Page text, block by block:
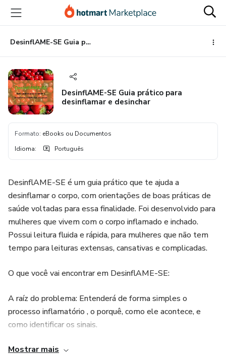
para
conteúdo
principal
para
pagamento
para
rodapé
DesinflAME-SE Guia prático para desinflamar e desinchar
DesinflAME-SE Guia prático para
desinflamar e desinchar
Formato: eBooks ou Documentos
Idioma: Português
DesinflAME-SE é um guia prático que te ajuda a
desinflamar o corpo, com orientações de boas práticas de
saúde voltadas para essa finalidade. Foi desenvolvido para
mulheres que vivem com o corpo inflamado e inchado.
Possui leitura fluida e rápida, para mulheres que não tem
tempo para leituras extensas, cansativas e complicadas.
O que você vai encontrar em DesinflAME-SE:
A raíz do problema: Entenderá de forma simples o
processo inflamatório , o porquê, como ele acontece, e
como identificar os sinais.
O plano de ação: Saberá o que priorizar na rotina para
Mostrar mais